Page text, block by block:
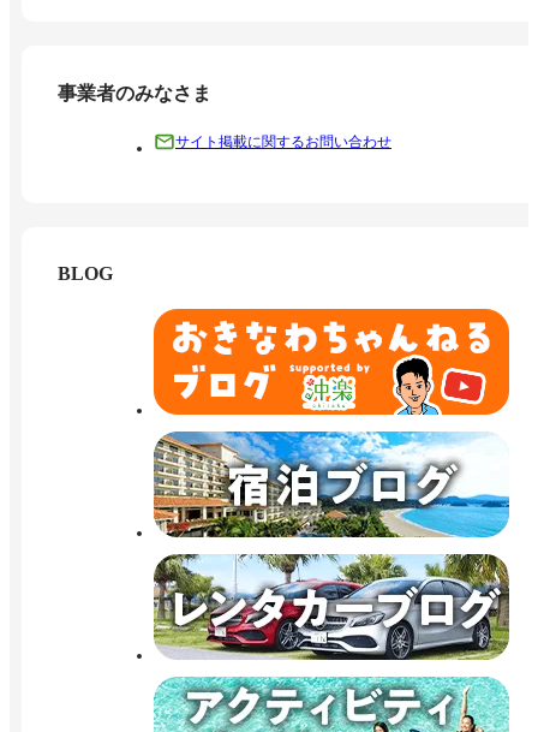
事業者のみなさま
サイト掲載に関するお問い合わせ
BLOG